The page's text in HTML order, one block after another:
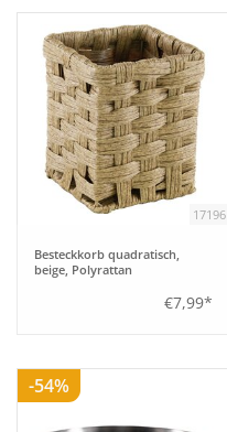
Tipps
Fuchs Blog
17196
Besteckkorb quadratisch,
beige, Polyrattan
€7,99*
-54%